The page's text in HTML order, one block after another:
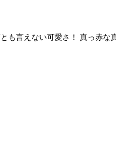
も言えない可愛さ！ 真っ赤な